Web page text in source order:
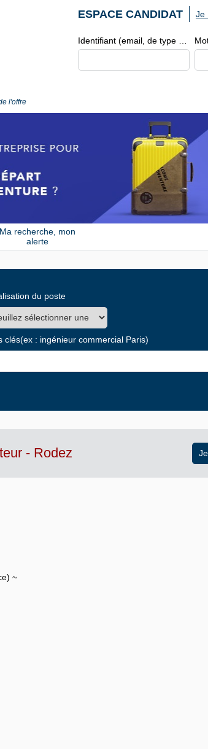
ESPACE CANDIDAT Je
l'offre
Ma recherche, mon
alerte
du poste
clés(ex : ingénieur commercial Paris)
- Rodez
~